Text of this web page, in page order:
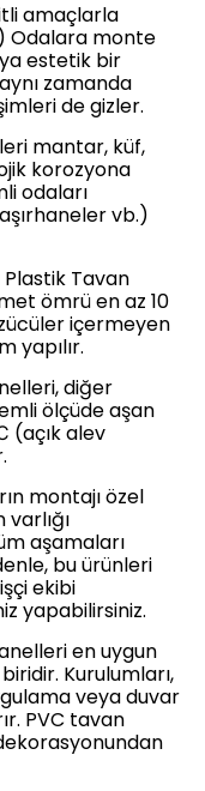
amaçlarla
Odalara monte
estetik bir
zamanda
de gizler.
mantar, küf,
korozyona
odaları
vb.)
Plastik Tavan
ömrü en az 10
içermeyen
yapılır.
diğer
ölçüde aşan
(açık alev
montajı özel
aşamaları
bu ürünleri
ekibi
yapabilirsiniz.
en uygun
Kurulumları,
veya duvar
PVC tavan